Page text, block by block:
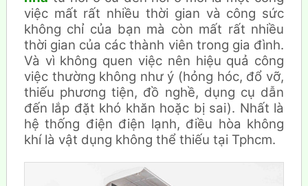
việc mất rất nhiều thời gian và công sức
không chỉ của bạn mà còn mất rất nhiều
thời gian của các thành viên trong gia đình.
Và vì không quen việc nên hiệu quả công
việc thường không như ý (hỏng hóc, đổ vỡ,
thiếu phương tiện, đồ nghề, dụng cụ dẫn
đến lắp đặt khó khăn hoặc bị sai). Nhất là
hệ thống điện điện lạnh, điều hòa không
khí là vật dụng không thể thiếu tại Tphcm.